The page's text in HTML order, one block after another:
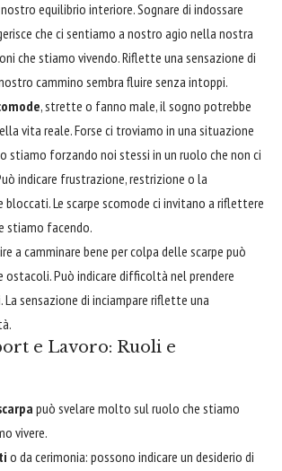
equilibrio interiore. Sognare di indossare
che ci sentiamo a nostro agio nella nostra
che stiamo vivendo. Riflette una sensazione di
cammino sembra fluire senza intoppi.
, strette o fanno male, il sogno potrebbe
vita reale. Forse ci troviamo in una situazione
stiamo forzando noi stessi in un ruolo che non ci
indicare frustrazione, restrizione o la
bloccati. Le scarpe scomode ci invitano a riflettere
stiamo facendo.
a camminare bene per colpa delle scarpe può
ostacoli. Può indicare difficoltà nel prendere
sensazione di inciampare riflette una
e Lavoro: Ruoli e
può svelare molto sul ruolo che stiamo
vivere.
o da cerimonia: possono indicare un desiderio di